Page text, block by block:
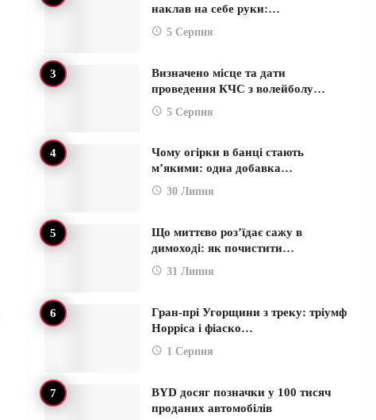
наклав на себе руки:…
5 Серпня
Визначено місце та дати
проведення КЧС з волейболу…
5 Серпня
Чому огірки в банці стають
м’якими: одна добавка…
30 Липня
Що миттєво роз’їдає сажу в
димоході: як почистити…
31 Липня
Гран-прі Угорщини з треку: тріумф
Норріса і фіаско…
1 Серпня
BYD досяг позначки у 100 тисяч
проданих автомобілів